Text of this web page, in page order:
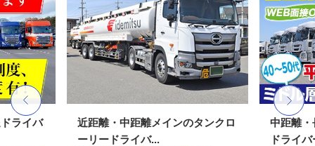
ライバ
近距離・中距離メインのタンクロ
ーリードライバ...
中距離・
ドライバ